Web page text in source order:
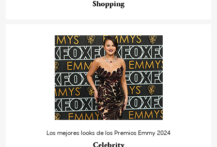
Shopping
Los mejores looks de los Premios Emmy 2024